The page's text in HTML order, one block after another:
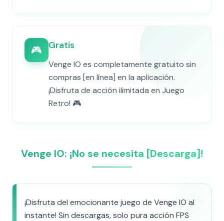
🎮 Gratis
Venge IO es completamente gratuito sin
compras [en línea] en la aplicación.
¡Disfruta de acción ilimitada en Juego
Retro! 🎮
Venge IO: ¡No se necesita [Descarga]!
¡Disfruta del emocionante juego de Venge IO al
instante! Sin descargas, solo pura acción FPS